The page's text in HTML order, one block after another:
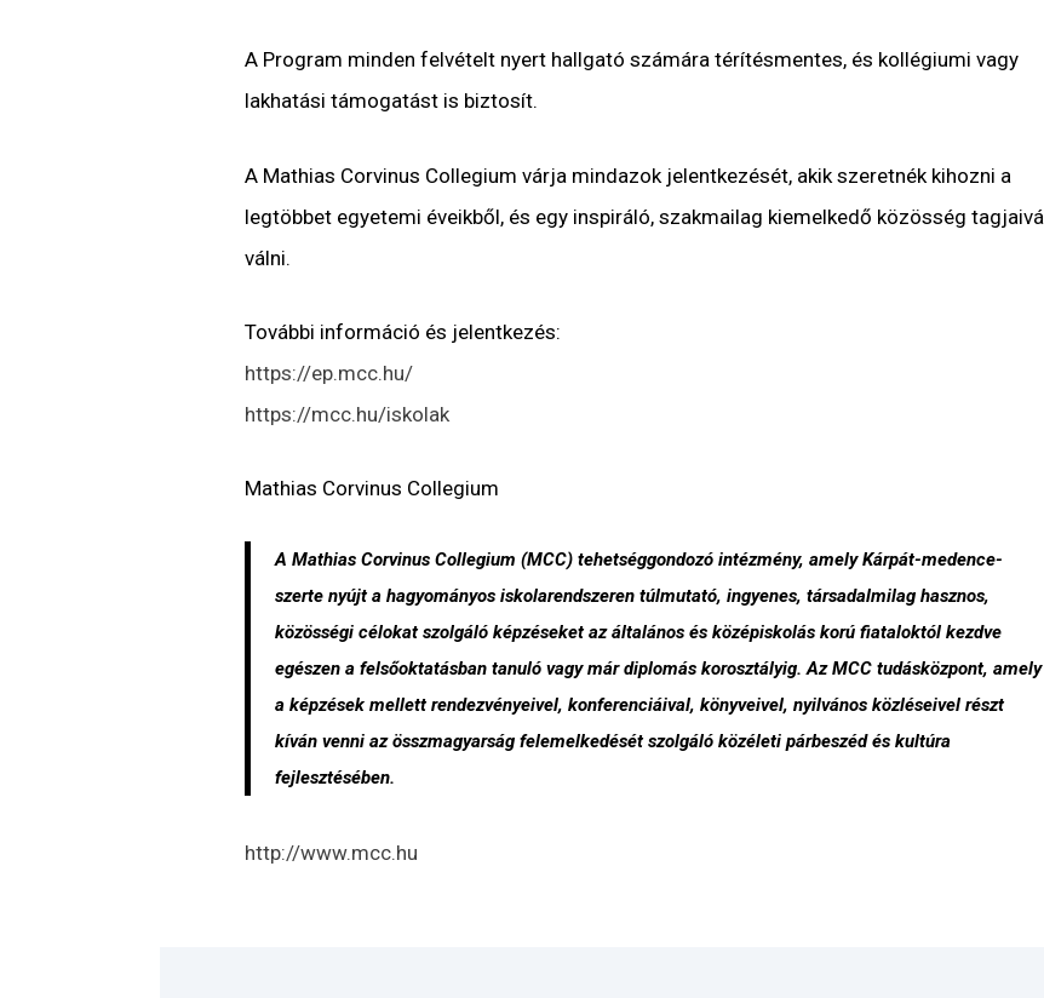
A Program minden felvételt nyert hallgató számára térítésmentes, és kollégiumi vagy
lakhatási támogatást is biztosít.
A Mathias Corvinus Collegium várja mindazok jelentkezését, akik szeretnék kihozni a
legtöbbet egyetemi éveikből, és egy inspiráló, szakmailag kiemelkedő közösség tagjaivá
válni.
További információ és jelentkezés:
https://ep.mcc.hu/
https://mcc.hu/iskolak
Mathias Corvinus Collegium
A Mathias Corvinus Collegium (MCC) tehetséggondozó intézmény, amely Kárpát-medence-
szerte nyújt a hagyományos iskolarendszeren túlmutató, ingyenes, társadalmilag hasznos,
közösségi célokat szolgáló képzéseket az általános és középiskolás korú fiataloktól kezdve
egészen a felsőoktatásban tanuló vagy már diplomás korosztályig. Az MCC tudásközpont, amely
a képzések mellett rendezvényeivel, konferenciáival, könyveivel, nyilvános közléseivel részt
kíván venni az összmagyarság felemelkedését szolgáló közéleti párbeszéd és kultúra
fejlesztésében.
http://www.mcc.hu